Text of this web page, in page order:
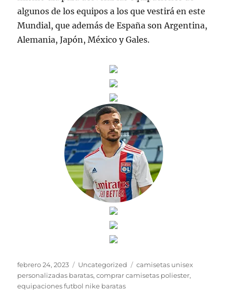
algunos de los equipos a los que vestirá en este
Mundial, que además de España son Argentina,
Alemania, Japón, México y Gales.
Publicado
el
febrero 24, 2023 Categorías
Uncategorized Etiquetas
camisetas unisex
personalizadas baratas,comprar camisetas poliester,
equipaciones futbol nike baratas